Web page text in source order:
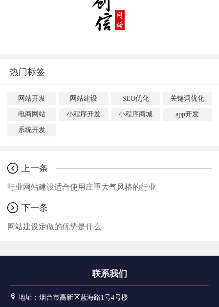
热门标签
网站开发 网站建设 SEO优化 关键词优化
电商网站 小程序开发 小程序商城 app开发
系统开发
上一条
行业网站建设适合使用庄重大气风格的行业
下一条
网站建设定做的优势是什么
联系我们
地址： 烟台市高新区蓝海路1号4号楼